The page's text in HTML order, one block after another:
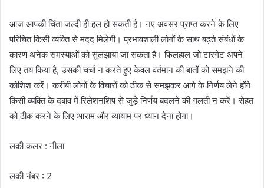
आज आपकी चिंता जल्दी ही हल हो सकती है। नए अवसर प्राप्त करने के लिए
परिचित किसी व्यक्ति से मदद मिलेगी। प्रभावशाली लोगों के साथ बढ़ते संबंधों के
कारण अनेक समस्याओं को सुलझाया जा सकता है। फिलहाल जो टारगेट अपने
लिए तय किया है, उसकी चर्चा न करते हुए केवल वर्तमान की बातों को समझने की
कोशिश करें। करीबी लोगों के विचारों को ठीक से समझकर आगे के निर्णय लेने होंगे
किसी व्यक्ति के दबाव में रिलेशनशिप से जुड़े निर्णय बदलने की गलती न करें। सेहत
को ठीक करने के लिए आराम और व्यायाम पर ध्यान देना होगा।
लकी कलर : नीला
लकी नंबर : 2